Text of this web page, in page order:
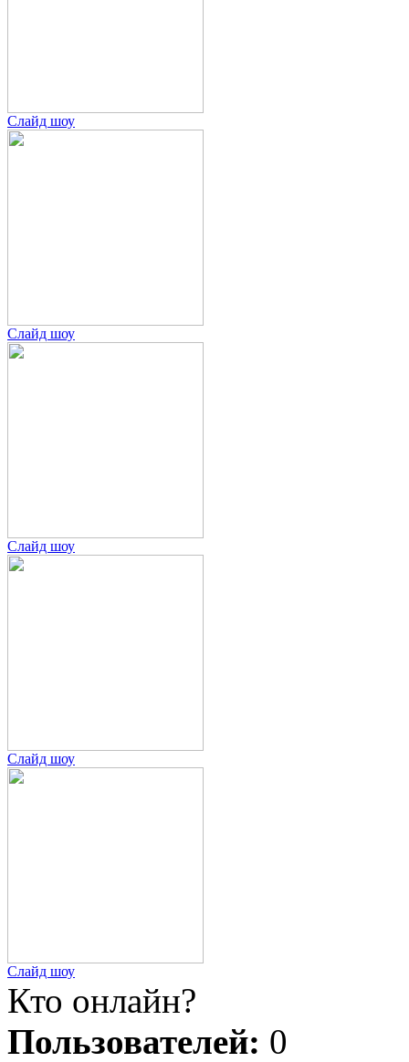
Слайд шоу
Слайд шоу
Слайд шоу
Слайд шоу
Слайд шоу
Кто онлайн?
Пользователей: 0